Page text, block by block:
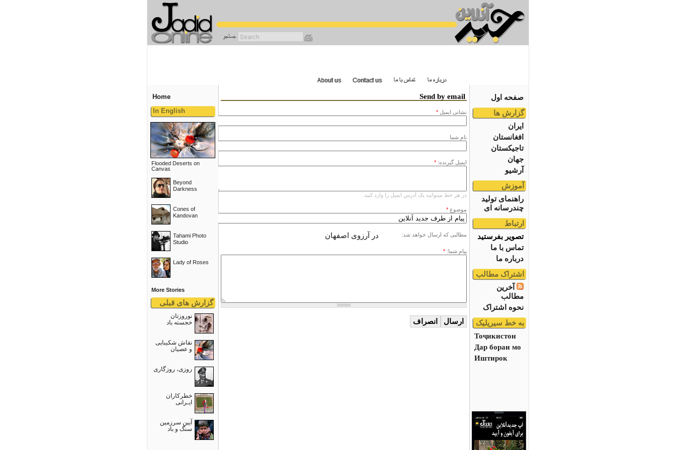
صفحه اول
گزارش ها
ایران
افغانستان
تاجیکستان
جهان
آرشیو
آموزش
راهنمای تولید
چندرسانه ای
ارتباط
تصویر بفرستید
تماس با ما
درباره ما
اشتراک مطالب
آخرین
مطالب
نحوه اشتراک
به خط سیریلیک
Тоҷикистон
Дар бораи мо
Иштирок
Home
In English
Flooded Deserts on
Canvas
Beyond
Darkness
Cones of
Kandovan
Tahami Photo
Studio
Lady of Roses
More Stories
گزارش های قبلی
نوروزتان
خجسته باد
نقاش شکیبایی
و عصيان
روزی، روزگاری
خطرکاران
ایـرانی
آیین سرزمین
سنگ و باد
Send by email
نشانى ايميل *
نام شما
ایمیل گیرنده: *
در هر خط میتوانید یک آدرس ایمیل را وارد کنید.
موضوع *
مطالبی که ارسال خواهد شد: در آرزوی اصفهان
پیام شما: *